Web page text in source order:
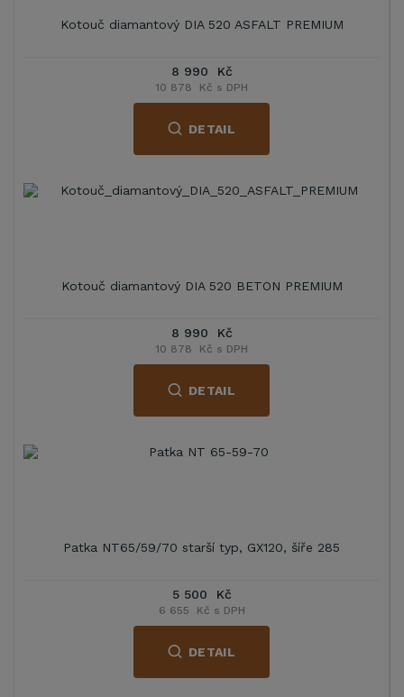
Kotouč diamantový DIA 520 ASFALT PREMIUM
8 990 Kč
10 878 Kč s DPH
DETAIL
Kotouč diamantový DIA 520 BETON PREMIUM
8 990 Kč
10 878 Kč s DPH
DETAIL
Patka NT65/59/70 starší typ, GX120, šíře 285
5 500 Kč
6 655 Kč s DPH
DETAIL